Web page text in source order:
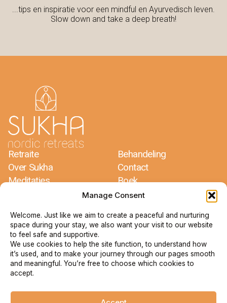
Manage Consent
Welcome. Just like we aim to create a peaceful and nurturing
space during your stay, we also want your visit to our website
to feel safe and supportive.
We use cookies to help the site function, to understand how
it’s used, and to make your journey through our pages smooth
and meaningful. You’re free to choose which cookies to
accept.
...tips en inspiratie voor een mindful en Ayurvedisch leven.
Slow down and take a deep breath!
Retraite
Over Sukha
Meditaties
Behandeling
Contact
Boek
Reisvoorwaarden
Sukha Nordic Retreats
Jacco Dros & Mariëlle Glorie
Bergdalen 1
67193 Arvika
Zweden
+46 73 735 79 09